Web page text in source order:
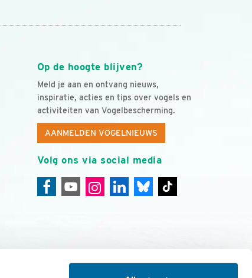
Op de hoogte blijven?
Meld je aan en ontvang nieuws,
inspiratie, acties en tips over vogels en
activiteiten van Vogelbescherming.
AANMELDEN VOGELNIEUWS
Volg ons via social media